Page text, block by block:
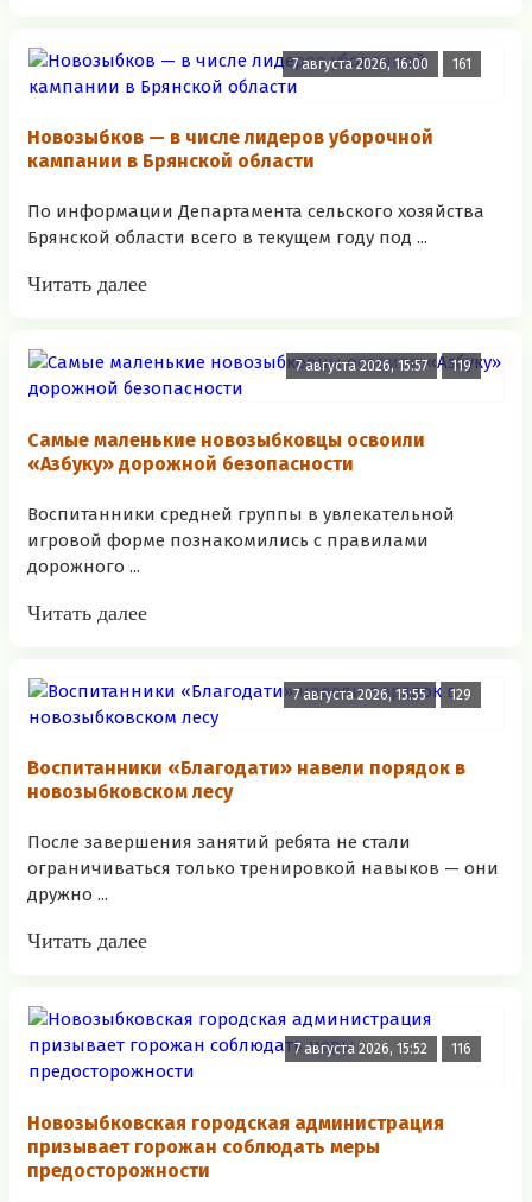
7 августа 2026, 16:00 161
Новозыбков — в числе лидеров уборочной
кампании в Брянской области
По информации Департамента сельского хозяйства
Брянской области всего в текущем году под ...
Читать далее
7 августа 2026, 15:57 119
Самые маленькие новозыбковцы освоили
«Азбуку» дорожной безопасности
Воспитанники средней группы в увлекательной
игровой форме познакомились с правилами
дорожного ...
Читать далее
7 августа 2026, 15:55 129
Воспитанники «Благодати» навели порядок в
новозыбковском лесу
После завершения занятий ребята не стали
ограничиваться только тренировкой навыков — они
дружно ...
Читать далее
7 августа 2026, 15:52 116
Новозыбковская городская администрация
призывает горожан соблюдать меры
предосторожности